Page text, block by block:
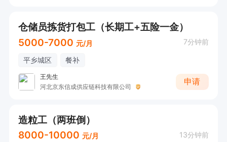
仓储员拣货打包工（长期工+五险一金）
5000-7000 元/月 7分钟前
平乡城区 餐补
王先生
河北京东信成供应链科技有限公司
申请
造粒工（两班倒）
8000-10000 元/月 13分钟前